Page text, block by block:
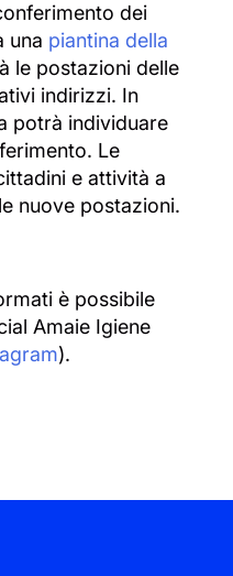
dei
una piantina della
le postazioni delle
indirizzi. In
potrà individuare
Le
e attività a
nuove postazioni.
è possibile
Amaie Igiene
).